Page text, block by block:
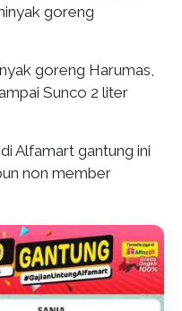
goreng
goreng Harumas,
Sunco 2 liter
Alfamart gantung ini
non member